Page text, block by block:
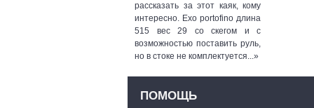
рассказать за этот каяк, кому
интересно. Exo portofino длина
515 вес 29 со скегом и с
возможностью поставить руль,
но в стоке не комплектуется...»
ПОМОЩЬ